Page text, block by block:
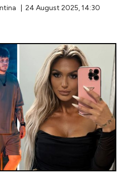
| 24 August 2025, 14:30